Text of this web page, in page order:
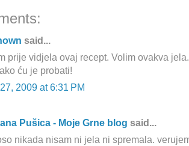
said...
prije vidjela ovaj recept. Volim ovakva
ću je probati!
2009 at 6:31 PM
Pušica - Moje Grne blog said...
nikada nisam ni jela ni spremala.